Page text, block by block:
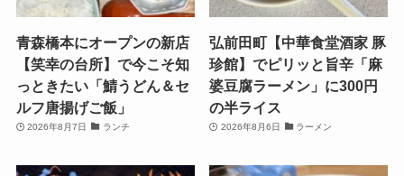
青森橋本にオープンの新店
【笑幸の台所】で今こそ知
っときたい「鯖うどん＆セ
ルフ唐揚げご飯」
2026年8月7日 ランチ
弘前田町【中華食堂酒家 豚
珍館】でピリッと旨辛「麻
婆豆腐ラーメン」に300円
の半ライス
2026年8月6日 ラーメン